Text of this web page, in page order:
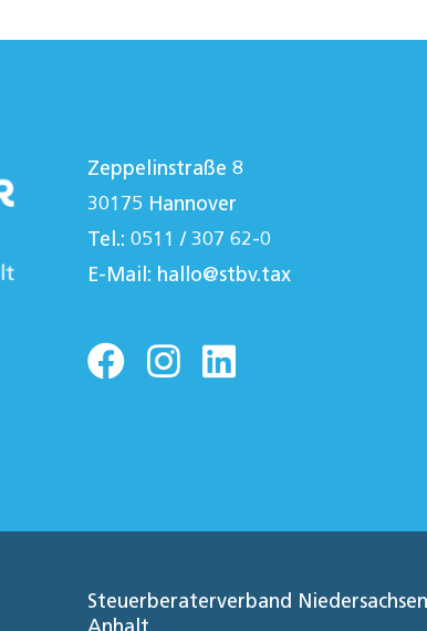
Zeppelinstraße 8
30175 Hannover
Tel.: 0511 / 307 62-0
E-Mail: hallo@stbv.tax
Steuerberaterverband